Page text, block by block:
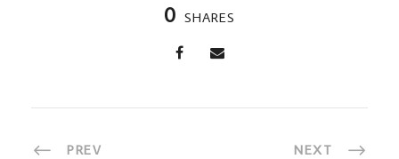
0 SHARES
PREV NEXT